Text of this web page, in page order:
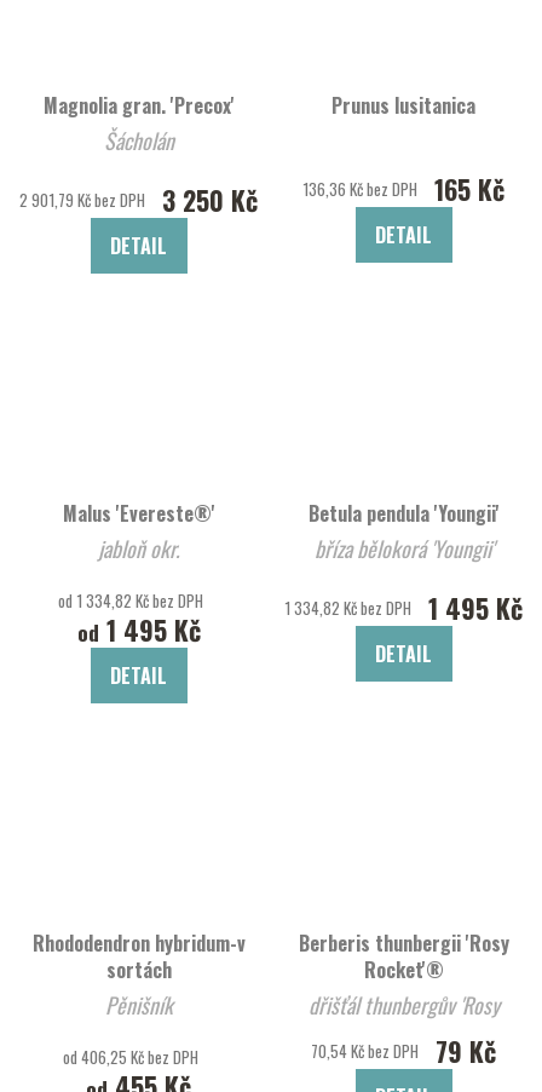
Magnolia gran. 'Precox'
Šácholán
2 901,79 Kč bez DPH 3 250 Kč
DETAIL
Prunus lusitanica
136,36 Kč bez DPH 165 Kč
DETAIL
Malus 'Evereste®'
jabloň okr.
od 1 334,82 Kč bez DPH
od 1 495 Kč
DETAIL
Betula pendula 'Youngii'
bříza bělokorá 'Youngii'
1 334,82 Kč bez DPH 1 495 Kč
DETAIL
Rhododendron hybridum-v
sortách
Pěnišník
od 406,25 Kč bez DPH
Berberis thunbergii 'Rosy
Rocket'®
dřišťál thunbergův 'Rosy
Rocket'®
70,54 Kč bez DPH 79 Kč